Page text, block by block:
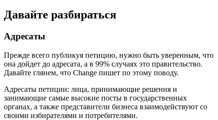
Давайте разбираться
Адресаты
Прежде всего публикуя петицию, нужно быть уверенным, что
она дойдет до адресата, а в 99% случаях это правительство.
Давайте глянем, что Change пишет по этому поводу.
Адресаты петиции: лица, принимающие решения и
занимающие самые высокие посты в государственных
органах, а также представители бизнеса взаимодействуют со
своими избирателями и потребителями.